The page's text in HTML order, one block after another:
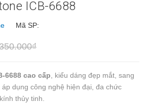
ICB-6688
Mã SP:
6688 cao cấp , kiểu dáng đẹp mắt, sang
dụng công nghệ hiện đại, đa chức
thủy tinh.